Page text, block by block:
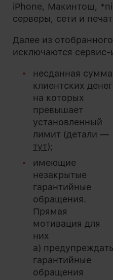
iPhone, Макинтош,
серверы, сети и
Далее из
исключаются
несданная сумма
клиентских денег
на которых
превышает
установленный
лимит (детали —
тут);
имеющие
незакрытые
гарантийные
обращения.
Прямая
мотивация для
них
а) предупреждать
гарантийные
обращения